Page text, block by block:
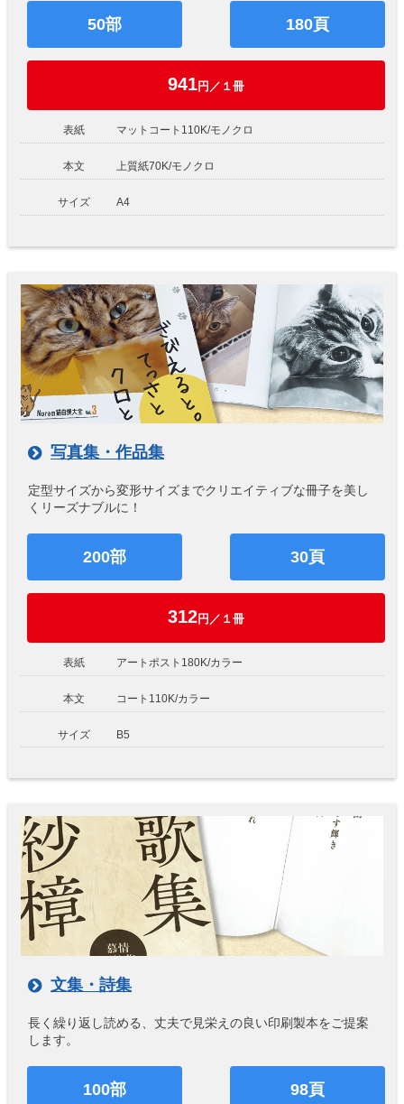
50部 180頁
941円／１冊
表紙 マットコート110K/モノクロ
本文 上質紙70K/モノクロ
サイズ A4
写真集・作品集
定型サイズから変形サイズまでクリエイティブな冊子を美し
くリーズナブルに！
200部 30頁
312円／１冊
表紙 アートポスト180K/カラー
本文 コート110K/カラー
サイズ B5
文集・詩集
長く繰り返し読める、丈夫で見栄えの良い印刷製本をご提案
します。
100部 98頁